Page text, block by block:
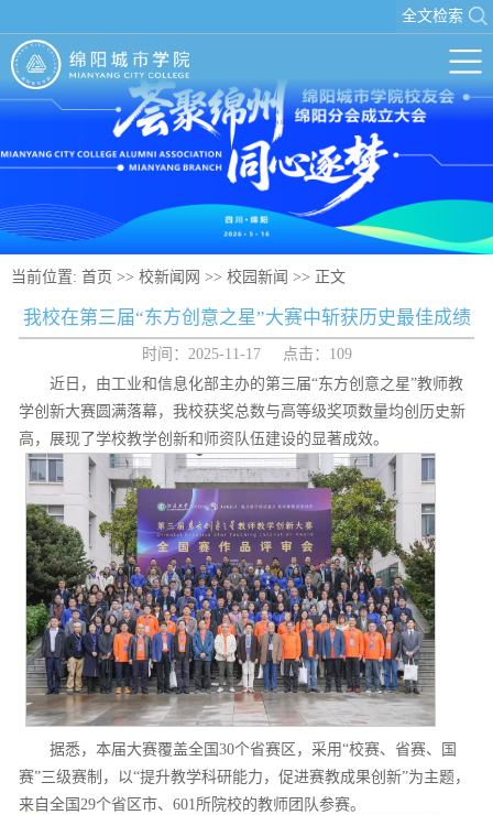
全文检索
当前位置: 首页 >> 校新闻网 >> 校园新闻 >> 正文
我校在第三届“东方创意之星”大赛中斩获历史最佳成绩
时间：2025-11-17 点击： 109
近日，由工业和信息化部主办的第三届“东方创意之星”教师教
学创新大赛圆满落幕，我校获奖总数与高等级奖项数量均创历史新
高，展现了学校教学创新和师资队伍建设的显著成效。
据悉，本届大赛覆盖全国30个省赛区，采用“校赛、省赛、国
赛”三级赛制，以“提升教学科研能力，促进赛教成果创新”为主题，
来自全国29个省区市、601所院校的教师团队参赛。